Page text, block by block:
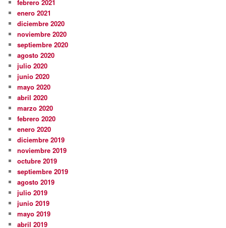
febrero 2021
enero 2021
diciembre 2020
noviembre 2020
septiembre 2020
agosto 2020
julio 2020
junio 2020
mayo 2020
abril 2020
marzo 2020
febrero 2020
enero 2020
diciembre 2019
noviembre 2019
octubre 2019
septiembre 2019
agosto 2019
julio 2019
junio 2019
mayo 2019
abril 2019